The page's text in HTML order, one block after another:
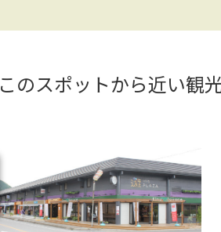
このスポットから近い観